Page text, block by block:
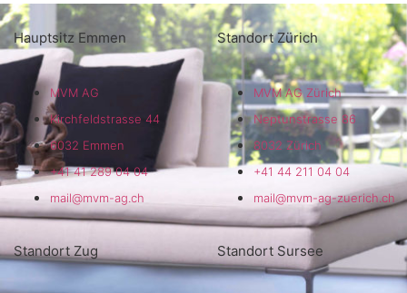
Hauptsitz Emmen
MVM AG
Kirchfeldstrasse 44
6032 Emmen
+41 41 289 04 04
mail@mvm-ag.ch
Standort Zürich
MVM AG Zürich
Neptunstrasse 86
8032 Zürich
+41 44 211 04 04
mail@mvm-ag-zuerich.ch
Standort Zug Standort Sursee